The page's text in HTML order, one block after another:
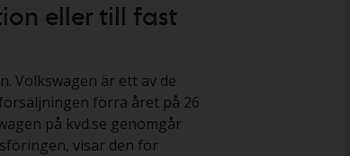
eller till fast
Volkswagen är ett av de
förra året på 26
på kvd.se genomgår
visar den för